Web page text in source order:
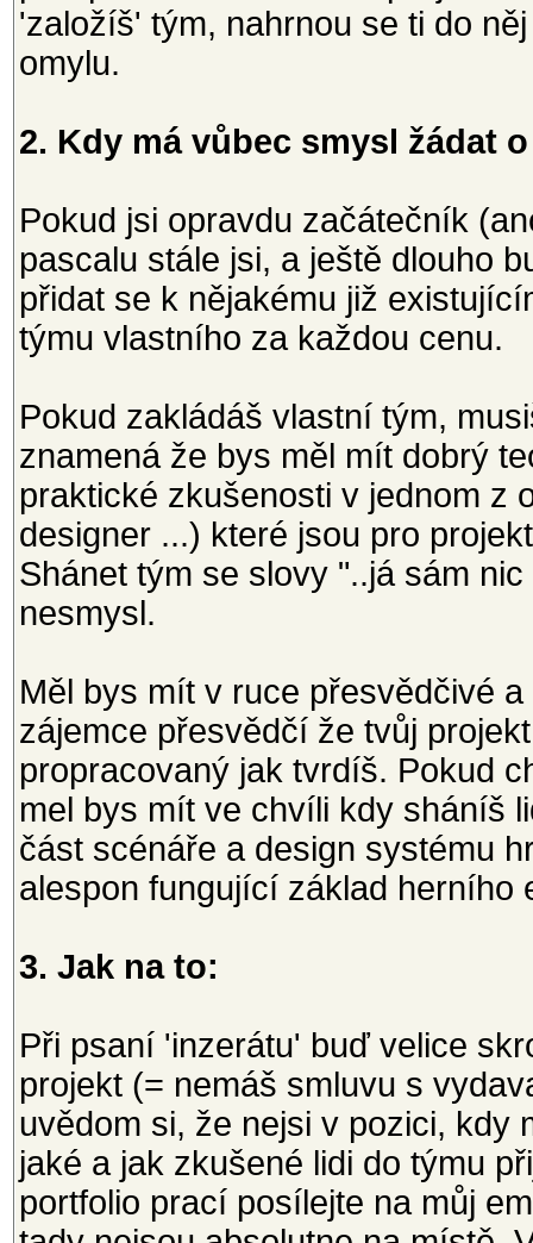
'založíš' tým, nahrnou se ti do
omylu.
2. Kdy má vůbec smysl žádat
Pokud jsi opravdu začátečník
pascalu stále jsi, a ještě dlouho
přidat se k nějakému již
týmu vlastního za každou cenu.
Pokud zakládáš vlastní tým,
znamená že bys měl mít dobrý
praktické zkušenosti v jednom z
designer ...) které jsou pro
Shánet tým se slovy "..já sám
nesmysl.
Měl bys mít v ruce přesvědčivé
zájemce přesvědčí že tvůj
propracovaný jak tvrdíš. Pokud
mel bys mít ve chvíli kdy sháníš
část scénáře a design systému
alespon fungující základ herního
3. Jak na to:
Při psaní 'inzerátu' buď velice
projekt (= nemáš smluvu s
uvědom si, že nejsi v pozici, kdy
jaké a jak zkušené lidi do týmu
portfolio prací posílejte na můj